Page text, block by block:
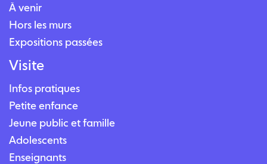
À venir
Hors les murs
Expositions passées
Visite
Infos pratiques
Petite enfance
Jeune public et famille
Adolescents
Enseignants